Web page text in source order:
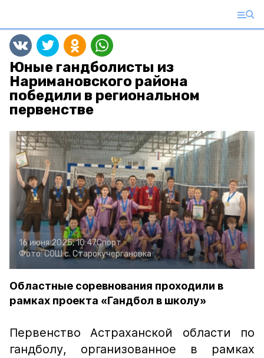
Юные гандболисты из
Наримановского района
победили в региональном
первенстве
16 июня 2025, 10:47Спорт
Фото:СОШ с. Старокучергановка
Областные соревнования проходили в
рамках проекта «Гандбол в школу»
Первенство Астраханской области по
гандболу, организованное в рамках